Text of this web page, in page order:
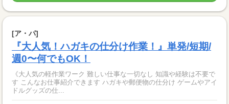
[ア・パ]
『大人気！ハガキの仕分け作業！』単発/短期/
週0〜何でもOK！
《大人気の軽作業ワーク 難しい仕事な一切なし 知識や経験は不要で
す こんなお仕事紹介できます ハガキや郵便物の仕分け ゲームやアイ
ドルグッズの仕...